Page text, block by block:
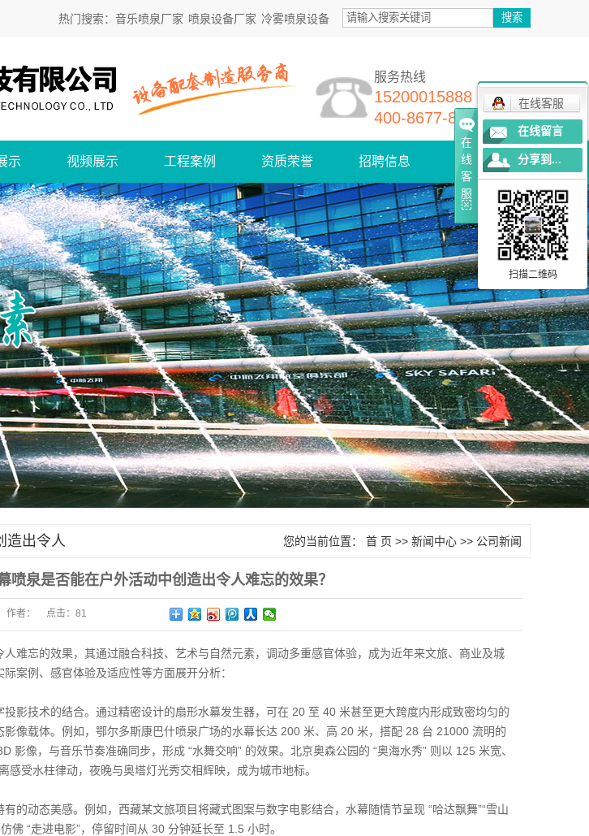
热门搜索： 音乐喷泉厂家 喷泉设备厂家 冷雾喷泉设备
服务热线
15200015888
400-8677-868
示 视频展示 工程案例 资质荣誉 招聘信息 联系我们
造出令人
您的当前位置： 首 页 >> 新闻中心 >> 公司新闻
喷泉是否能在户外活动中创造出令人难忘的效果？
作者： 点击： 81
难忘的效果，其通过融合科技、艺术与自然元素，调动多重感官体验，成为近年来文旅、商业及城
案例、感官体验及适应性等方面展开分析：
影技术的结合。通过精密设计的扇形水幕发生器，可在 20 至 40 米甚至更大跨度内形成致密均匀的
像载体。例如，鄂尔多斯康巴什喷泉广场的水幕长达 200 米、高 20 米，搭配 28 台 21000 流明的
影像，与音乐节奏准确同步，形成 “水舞交响” 的效果。北京奥森公园的 “奥海水秀” 则以 125 米宽、
受水柱律动，夜晚与奥塔灯光秀交相辉映，成为城市地标。
的动态美感。例如，西藏某文旅项目将藏式图案与数字电影结合，水幕随情节呈现 “哈达飘舞”“雪山
佛 “走进电影”，停留时间从 30 分钟延长至 1.5 小时。
在
线
客
服
在线客服
在线留言
分享到...
扫描二维码